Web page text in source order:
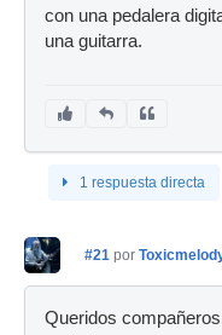
con una pedalera
una guitarra.
1 respuesta directa
#21 por
Queridos